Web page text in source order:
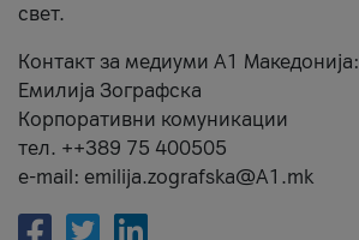
свет.
Контакт за медиуми А1 Македонија:
Емилија Зографска
Корпоративни комуникации
тел. ++389 75 400505
e-mail: emilija.zografska@A1.mk